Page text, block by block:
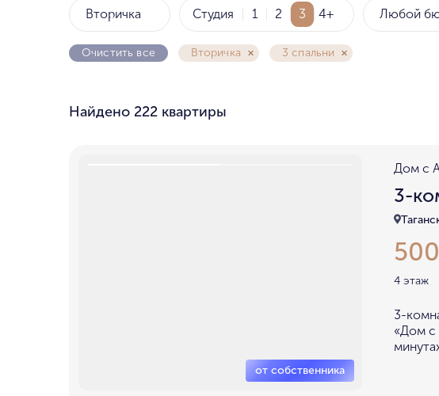
Вторичка Студия 1 2 3 4+ Любой
мин. цена
до 15
30-50
70-100
Очистить все Вторичка 3 спальни
Найдено 222 квартиры
Дом с
3-
4 этаж
3-
«Дом с